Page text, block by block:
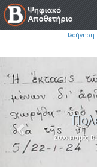
Πλοήγηση
Συνοικισμός